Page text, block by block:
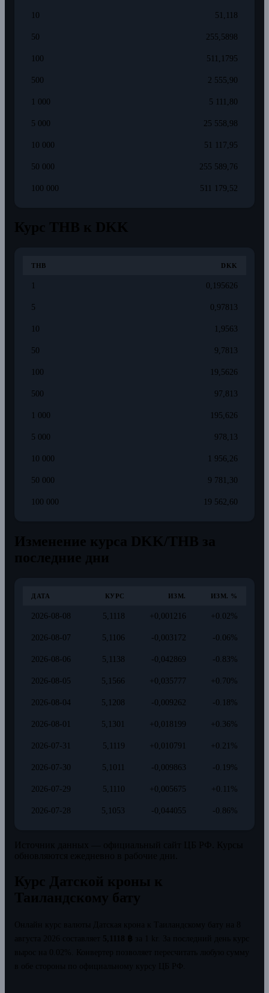
10 51,118
50 255,5898
100 511,1795
500 2 555,90
1 000 5 111,80
5 000 25 558,98
10 000 51 117,95
50 000 255 589,76
100 000 511 179,52
THB DKK
0,195626
5 0,97813
10 1,9563
50 9,7813
100 19,5626
500 97,813
1 000 195,626
5 000 978,13
10 000 1 956,26
50 000 9 781,30
100 000 19 562,60
ДАТА КУРС ИЗМ. ИЗМ. %
2026-08-08 5,1118 +0,001216 +0.02%
2026-08-07 5,1106 -0,003172 -0.06%
2026-08-06 5,1138 -0,042869 -0.83%
2026-08-05 5,1566 +0,035777 +0.70%
2026-08-04 5,1208 -0,009262 -0.18%
2026-08-01 5,1301 +0,018199 +0.36%
2026-07-31 5,1119 +0,010791 +0.21%
2026-07-30 5,1011 -0,009863 -0.19%
2026-07-29 5,1110 +0,005675 +0.11%
2026-07-28 5,1053 -0,044055 -0.86%